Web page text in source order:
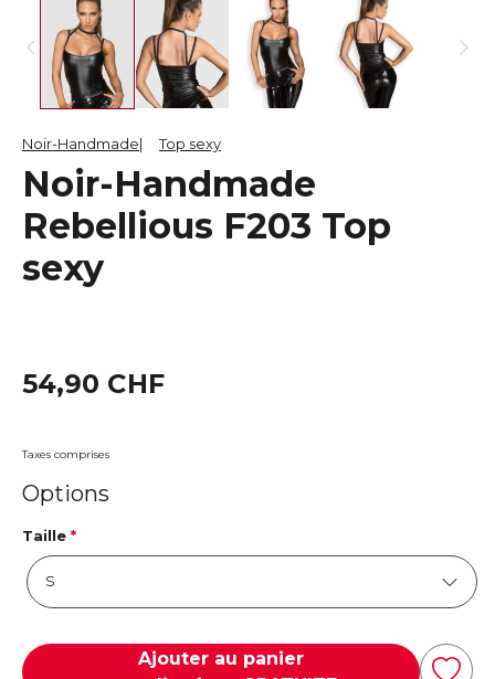
Noir-Handmade Top sexy
Noir-Handmade
Rebellious F203 Top
sexy
54,90 CHF
Taxes comprises
Options
Taille *
Ajouter au panier